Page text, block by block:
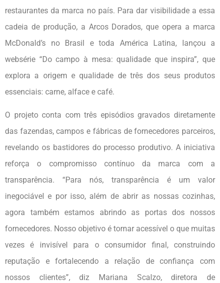
restaurantes da marca no país. Para dar visibilidade a essa
cadeia de produção, a Arcos Dorados, que opera a marca
McDonald’s no Brasil e toda América Latina, lançou a
websérie “Do campo à mesa: qualidade que inspira”, que
explora a origem e qualidade de três dos seus produtos
essenciais: carne, alface e café.
O projeto conta com três episódios gravados diretamente
das fazendas, campos e fábricas de fornecedores parceiros,
revelando os bastidores do processo produtivo. A iniciativa
reforça o compromisso contínuo da marca com a
transparência. “Para nós, transparência é um valor
inegociável e por isso, além de abrir as nossas cozinhas,
agora também estamos abrindo as portas dos nossos
fornecedores. Nosso objetivo é tornar acessível o que muitas
vezes é invisível para o consumidor final, construindo
reputação e fortalecendo a relação de confiança com
nossos clientes”, diz Mariana Scalzo, diretora de